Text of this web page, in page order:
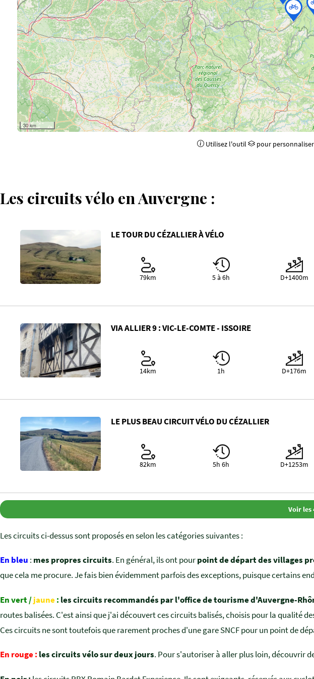
30 km
Utilisez l'outil pour
Les circuits vélo en Auvergne :
LE TOUR DU CÉZALLIER À VÉLO
79km 5 à 6h D+1400m
VIA ALLIER 9 : VIC-LE-COMTE - ISSOIRE
14km 1h D+176m
LE PLUS BEAU CIRCUIT VÉLO DU CÉZALLIER
82km 5h 6h D+1253m
Voir les
Les circuits ci-dessus sont proposés en selon les catégories suivantes :
En bleu : mes propres circuits. En général, ils ont pourpoint de départ des villages
que cela me procure. Je fais bien évidemment parfois des exceptions, puisque certains
En vert /jaune: les circuits recommandés par l'office de tourisme d'Auvergne-
routes balisées. C'est ainsi que j'ai découvert ces circuits balisés, choisis pour la qualité
Ces circuits ne sont toutefois que rarement proches d'une gare SNCF pour un point de
En rouge : les circuits vélo sur deux jours. Pour s'autoriser à aller plus loin, découvrir